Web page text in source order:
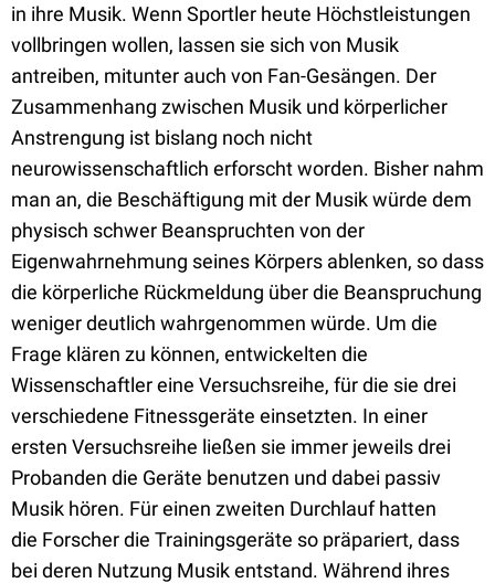
in ihre Musik. Wenn Sportler heute Höchstleistungen
vollbringen wollen, lassen sie sich von Musik
antreiben, mitunter auch von Fan-Gesängen. Der
Zusammenhang zwischen Musik und körperlicher
Anstrengung ist bislang noch nicht
neurowissenschaftlich erforscht worden. Bisher nahm
man an, die Beschäftigung mit der Musik würde dem
physisch schwer Beanspruchten von der
Eigenwahrnehmung seines Körpers ablenken, so dass
die körperliche Rückmeldung über die Beanspruchung
weniger deutlich wahrgenommen würde. Um die
Frage klären zu können, entwickelten die
Wissenschaftler eine Versuchsreihe, für die sie drei
verschiedene Fitnessgeräte einsetzten. In einer
ersten Versuchsreihe ließen sie immer jeweils drei
Probanden die Geräte benutzen und dabei passiv
Musik hören. Für einen zweiten Durchlauf hatten
die Forscher die Trainingsgeräte so präpariert, dass
bei deren Nutzung Musik entstand. Während ihres